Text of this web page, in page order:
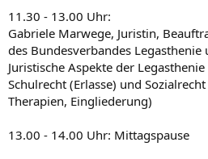
11.30 - 13.00 Uhr:
Gabriele Marwege, Juristin,
des Bundesverbandes Legasthenie
Juristische Aspekte der
Schulrecht (Erlasse) und
Therapien, Eingliederung)
13.00 - 14.00 Uhr: Mittagspause